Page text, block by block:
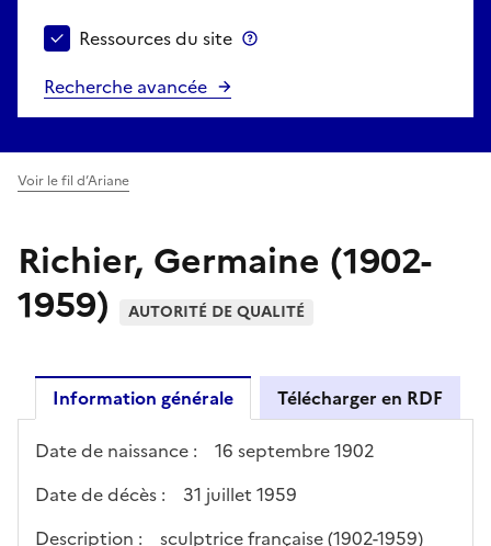
Ressources du site
Recherche avancée
Voir le fil d’Ariane
Richier, Germaine (1902-
1959)
AUTORITÉ DE QUALITÉ
Information générale
Télécharger en RDF
Date de naissance :
16 septembre 1902
Date de décès :
31 juillet 1959
Description :
sculptrice française (1902-1959)